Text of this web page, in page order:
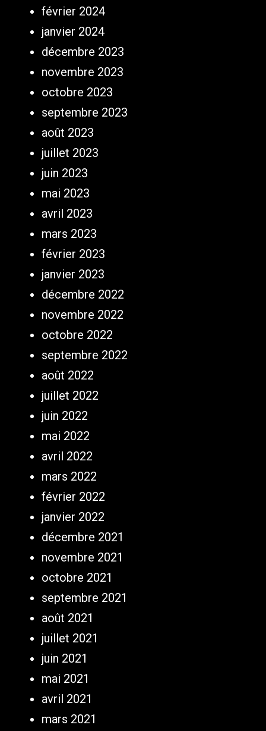
février 2024
janvier 2024
décembre 2023
novembre 2023
octobre 2023
septembre 2023
août 2023
juillet 2023
juin 2023
mai 2023
avril 2023
mars 2023
février 2023
janvier 2023
décembre 2022
novembre 2022
octobre 2022
septembre 2022
août 2022
juillet 2022
juin 2022
mai 2022
avril 2022
mars 2022
février 2022
janvier 2022
décembre 2021
novembre 2021
octobre 2021
septembre 2021
août 2021
juillet 2021
juin 2021
mai 2021
avril 2021
mars 2021